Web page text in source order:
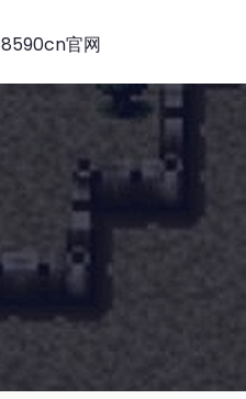
官网